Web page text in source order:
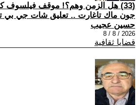
(33) هل الزمن وهم؟! موقف فيلسوف
جون ماك تاغارت .. تعليق شات جي بي
حسين عجيب
2026 / 8 / 8
قضايا ثقافية